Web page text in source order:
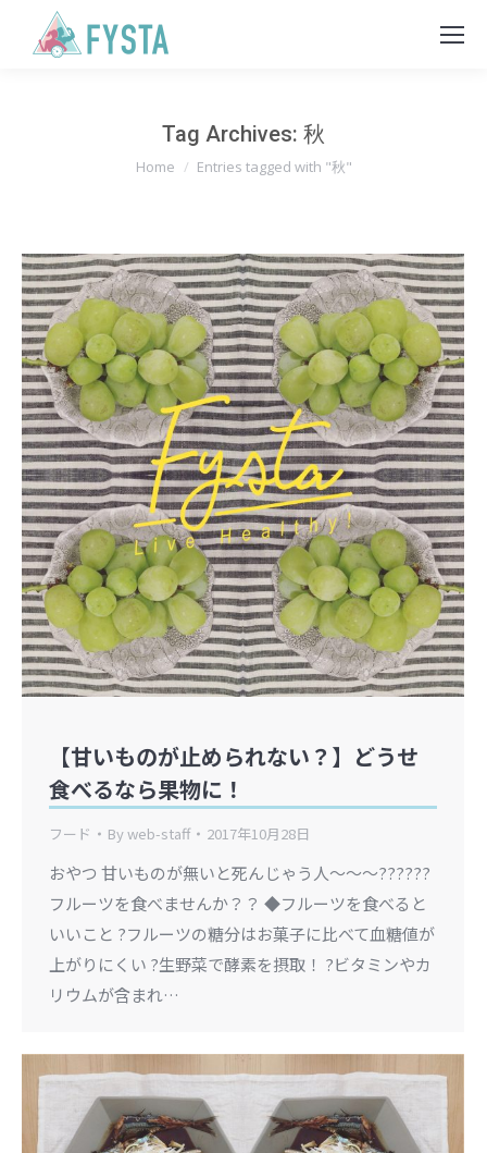
Tag Archives: 秋
You are here:
Home Entries tagged with "秋"
【甘いものが止められない？】どうせ
食べるなら果物に！
フード Byweb-staff 2017年10月28日
おやつ 甘いものが無いと死んじゃう人～～～??????
フルーツを食べませんか？？ ◆フルーツを食べると
いいこと ?フルーツの糖分はお菓子に比べて血糖値が
上がりにくい ?生野菜で酵素を摂取！ ?ビタミンやカ
リウムが含まれ…